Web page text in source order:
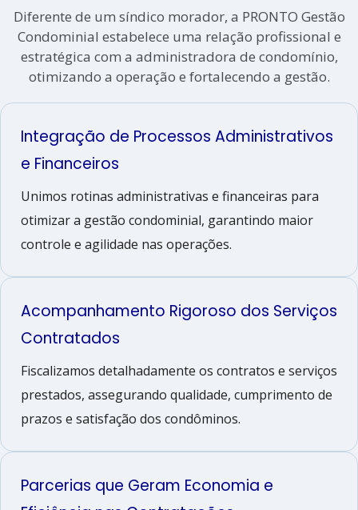
Diferente de um síndico morador, a PRONTO Gestão
Condominial estabelece uma relação profissional e
estratégica com a administradora de condomínio,
otimizando a operação e fortalecendo a gestão.
Integração de Processos Administrativos
e Financeiros
Unimos rotinas administrativas e financeiras para
otimizar a gestão condominial, garantindo maior
controle e agilidade nas operações.
Acompanhamento Rigoroso dos Serviços
Contratados
Fiscalizamos detalhadamente os contratos e serviços
prestados, assegurando qualidade, cumprimento de
prazos e satisfação dos condôminos.
Parcerias que Geram Economia e